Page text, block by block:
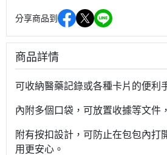
分享商品到
商品詳情
可收納醫藥記錄或各種卡片的便利
內附多個口袋，可放置收據等文件
附有按扣設計，可防止在包包內打
用更安心。